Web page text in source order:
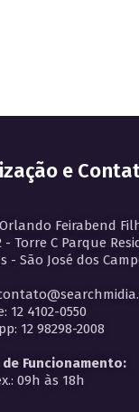
e
Feirabend
- Torre C Parque
- São José dos
12 4102-0550
12 98298-2008
Funcionamento:
09h às 18h